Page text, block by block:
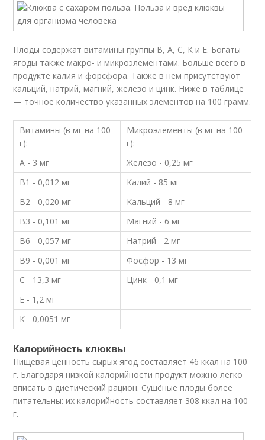
Плоды содержат витамины группы В, А, С, К и Е. Богаты
ягоды также макро- и микроэлементами. Больше всего в
продукте калия и форсфора. Также в нём присутствуют
кальций, натрий, магний, железо и цинк. Ниже в таблице
— точное количество указанных элементов на 100 грамм.
Витамины (в мг на 100
г):
Микроэлементы (в мг на 100
г):
А - 3 мг
Железо - 0,25 мг
В1 - 0,012 мг
Калий - 85 мг
В2 - 0,020 мг
Кальций - 8 мг
В3 - 0,101 мг
Магний - 6 мг
В6 - 0,057 мг
Натрий - 2 мг
В9 - 0,001 мг
Фосфор - 13 мг
С - 13,3 мг
Цинк - 0,1 мг
Е - 1,2 мг
К - 0,0051 мг
Калорийность клюквы
Пищевая ценность сырых ягод составляет 46 ккал на 100
г. Благодаря низкой калорийности продукт можно легко
вписать в диетический рацион. Сушёные плоды более
питательны: их калорийность составляет 308 ккал на 100
г.